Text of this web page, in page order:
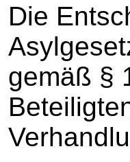
Die
gemäß §